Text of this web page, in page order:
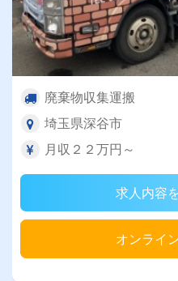
廃棄物収集運搬
埼玉県深谷市
月収２２万円～
求人内容
オンライ